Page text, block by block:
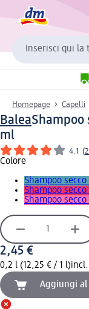
Inserisci qui la
Homepage Capelli
BaleaShampoo
ml
4.1 (
Colore
Shampoo secco
Shampoo
Shampoo
2,45 €
0,2 l (12,25 € / 1 l)incl.
Aggiungi al